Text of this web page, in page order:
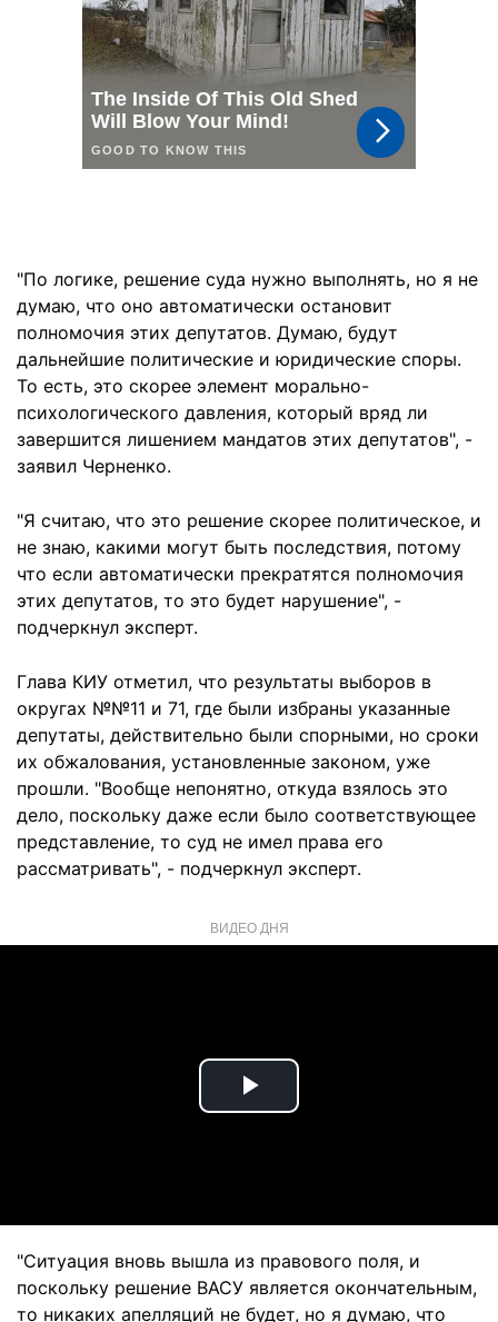
"По логике, решение суда нужно выполнять, но я не
думаю, что оно автоматически остановит
полномочия этих депутатов. Думаю, будут
дальнейшие политические и юридические споры.
То есть, это скорее элемент морально-
психологического давления, который вряд ли
завершится лишением мандатов этих депутатов", -
заявил Черненко.
"Я считаю, что это решение скорее политическое, и
не знаю, какими могут быть последствия, потому
что если автоматически прекратятся полномочия
этих депутатов, то это будет нарушение", -
подчеркнул эксперт.
Глава КИУ отметил, что результаты выборов в
округах №№11 и 71, где были избраны указанные
депутаты, действительно были спорными, но сроки
их обжалования, установленные законом, уже
прошли. "Вообще непонятно, откуда взялось это
дело, поскольку даже если было соответствующее
представление, то суд не имел права его
рассматривать", - подчеркнул эксперт.
ВИДЕО ДНЯ
Play
"Ситуация вновь вышла из правового поля, и
поскольку решение ВАСУ является окончательным,
то никаких апелляций не будет, но я думаю, что